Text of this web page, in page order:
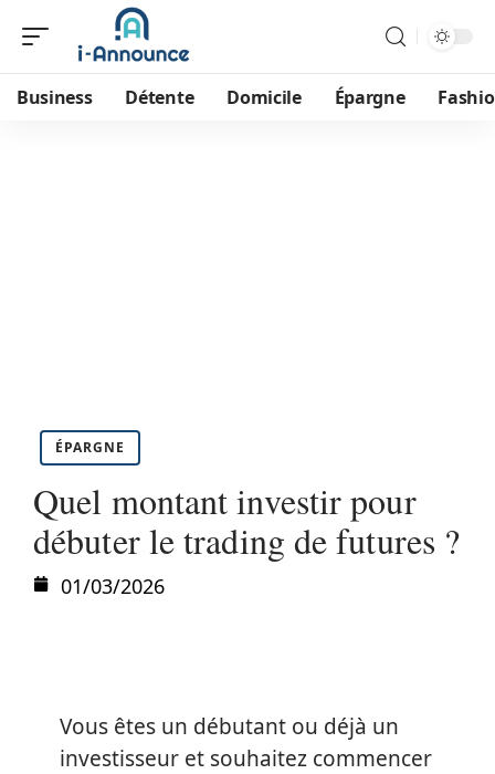
Business Détente Domicile Épargne
ÉPARGNE
Quel montant investir pour
débuter le trading de futures ?
01/03/2026
Vous êtes un débutant ou déjà un
investisseur et souhaitez commencer